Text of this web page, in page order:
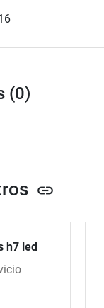
(0)
link
h7 led